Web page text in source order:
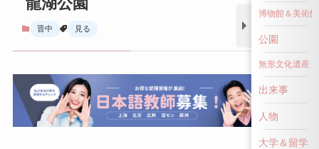
前へ戻る
博物館＆美術館
公園
無形文化遺産
出来事
人物
大学＆留学